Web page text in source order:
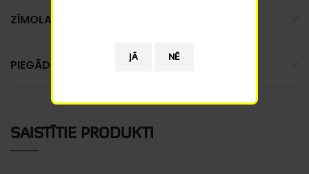
ZĪMOLA APRAKSTS
PIEGĀDE
SAISTĪTIE PRODUKTI